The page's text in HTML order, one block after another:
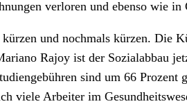
verloren und ebenso wie
und nochmals kürzen.
Rajoy ist der Sozialabbau
sind um 66
viele Arbeiter im